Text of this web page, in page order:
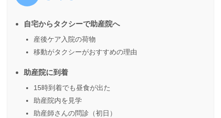
自宅からタクシーで助産院へ
産後ケア入院の荷物
移動がタクシーがおすすめの理由
助産院に到着
15時到着でも昼食が出た
助産院内を見学
助産師さんの問診（初日）